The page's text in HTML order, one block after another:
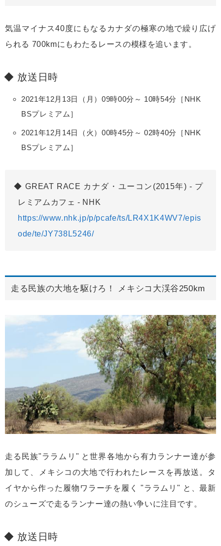
気温マイナス40度にもなるカナダの極寒の地で繰り広げ
られる 700kmにもわたるレースの模様を追います。
放送日時
2021年12月13日（月）09時00分～ 10時54分［NHK
BSプレミアム］
2021年12月14日（火）00時45分～ 02時40分［NHK
BSプレミアム］
GREAT RACE カナダ・ユーコン(2015年) - プ
レミアムカフェ - NHK
https://www.nhk.jp/p/pcafe/ts/LR4X1K4WV7/epis
ode/te/JY738L5246/
走る民族の大地を駆けろ！ メキシコ大渓谷250km
走る民族"ララムリ" と世界各地から有力ランナー達が参
加して、メキシコの大地で行われたレースを再放送。タ
イヤから作った履物ワラーチを履く "ララムリ" と、最新
のシューズで走るランナー達の熱い争いに注目です。
放送日時